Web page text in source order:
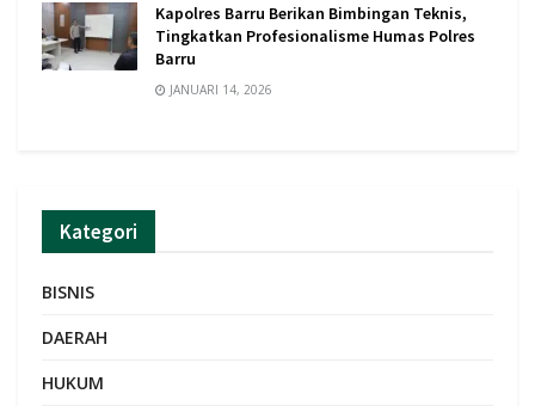
Kapolres Barru Berikan Bimbingan Teknis,
Tingkatkan Profesionalisme Humas Polres
Barru
JANUARI 14, 2026
Kategori
BISNIS
DAERAH
HUKUM